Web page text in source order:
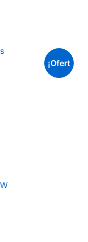
¡Ofert